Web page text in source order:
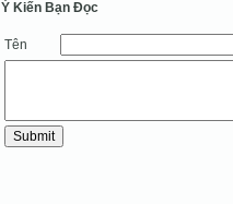
Ý Kiến Bạn Ðọc
Tên